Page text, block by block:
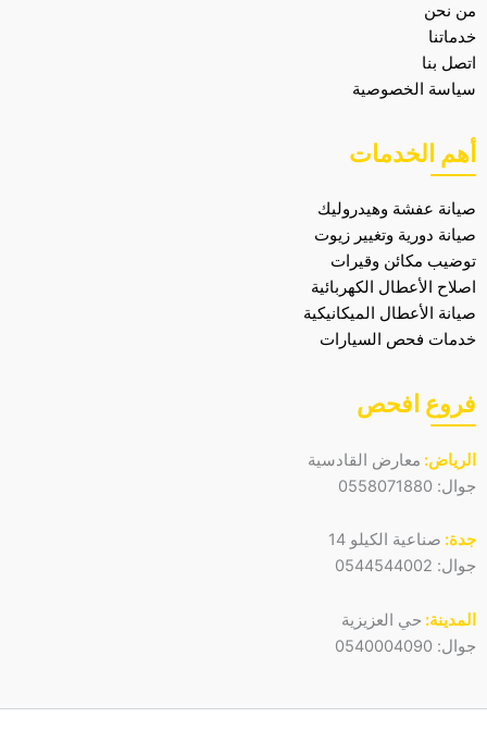
من نحن
خدماتنا
اتصل بنا
سياسة الخصوصية
أهم الخدمات
صيانة عفشة وهيدروليك
صيانة دورية وتغيير زيوت
توضيب مكائن وقيرات
اصلاح الأعطال الكهربائية
صيانة الأعطال الميكانيكية
خدمات فحص السيارات
فروع افحص
الرياض: معارض القادسية
جوال: 0558071880
جدة: صناعية الكيلو 14
جوال: 0544544002
المدينة: حي العزيزية
جوال: 0540004090